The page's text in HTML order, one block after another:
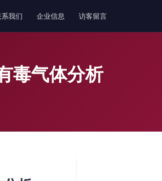
系我们 企业信息 访客留言
毒气体分析